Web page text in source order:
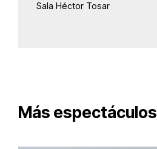
Sala Héctor Tosar
Más espectáculos